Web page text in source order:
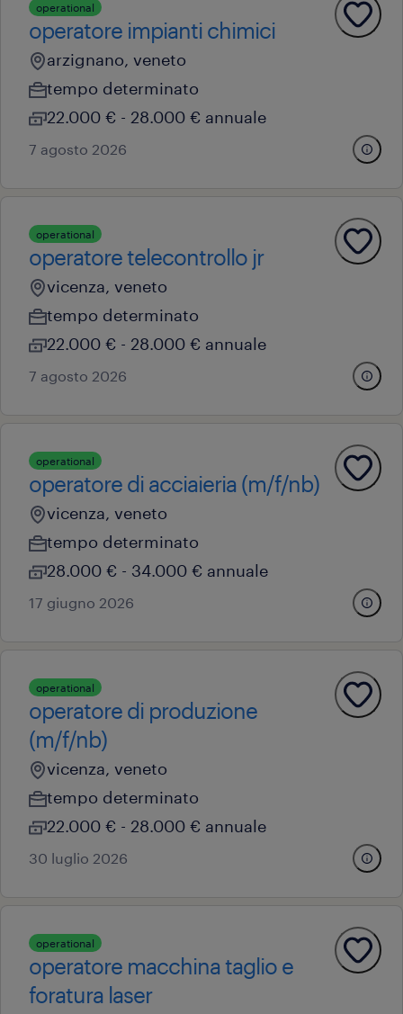
operational
operatore impianti chimici
arzignano, veneto
tempo determinato
22.000 € - 28.000 € annuale
7 agosto 2026
operational
operatore telecontrollo jr
vicenza, veneto
tempo determinato
22.000 € - 28.000 € annuale
7 agosto 2026
operational
operatore di acciaieria (m/f/nb)
vicenza, veneto
tempo determinato
28.000 € - 34.000 € annuale
17 giugno 2026
operational
operatore di produzione
(m/f/nb)
vicenza, veneto
tempo determinato
22.000 € - 28.000 € annuale
30 luglio 2026
operational
operatore macchina taglio e
foratura laser